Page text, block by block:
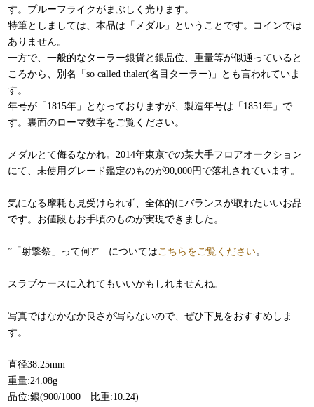
す。プルーフライクがまぶしく光ります。
特筆としましては、本品は「メダル」ということです。コインでは
ありません。
一方で、一般的なターラー銀貨と銀品位、重量等が似通っていると
ころから、別名「so called thaler(名目ターラー)」とも言われていま
す。
年号が「1815年」となっておりますが、製造年号は「1851年」で
す。裏面のローマ数字をご覧ください。
メダルとて侮るなかれ。2014年東京での某大手フロアオークション
にて、未使用グレード鑑定のものが90,000円で落札されています。
気になる摩耗も見受けられず、全体的にバランスが取れたいいお品
です。お値段もお手頃のものが実現できました。
”「射撃祭」って何?” についてはこちらをご覧ください。
スラブケースに入れてもいいかもしれませんね。
写真ではなかなか良さが写らないので、ぜひ下見をおすすめしま
す。
直径38.25mm
重量:24.08g
品位:銀(900/1000 比重:10.24)